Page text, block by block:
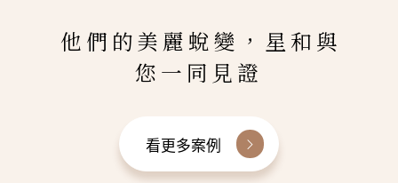
他們的美麗蛻變，星和與
您一同見證
看更多案例